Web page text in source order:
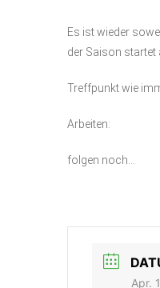
Es ist wieder
der Saison startet
Treffpunkt wie
Arbeiten:
folgen noch…
Apr.